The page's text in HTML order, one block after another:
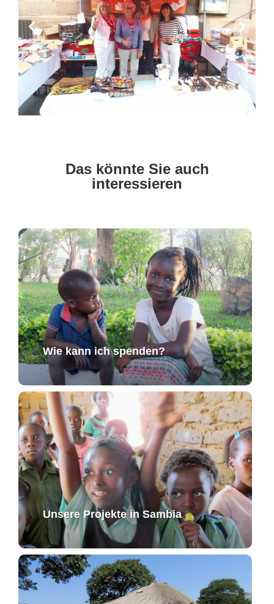
Das könnte Sie auch
interessieren
Wie kann ich spenden?
Unsere Projekte in Sambia